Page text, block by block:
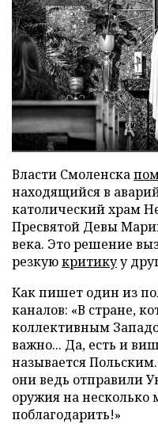
Власти Смоленска
находящийся в
католический храм
Пресвятой Девы
века. Это решение
резкуюкритикуу
Как пишет один из
каналов: «В стране,
коллективным
важно... Да, есть и
называется
они ведь отправили
оружия на несколько
поблагодарить!»